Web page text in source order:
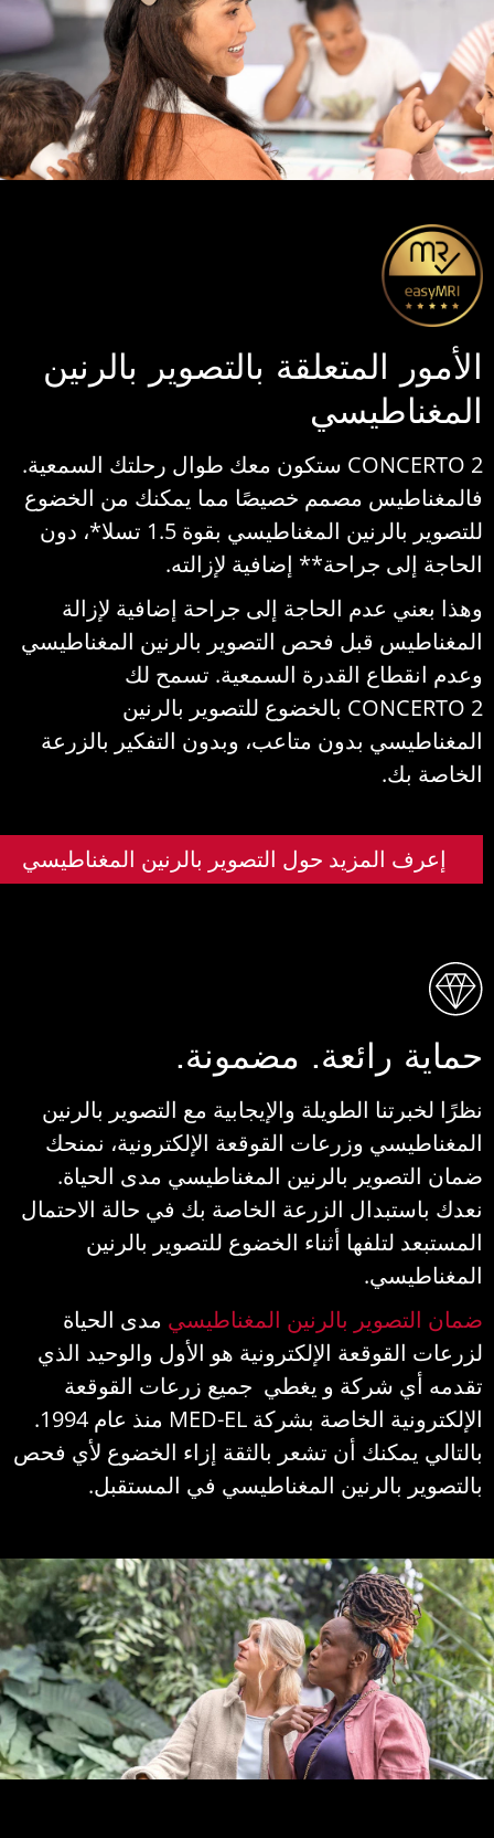
المتعلقة بالتصوير بالرنين
CONCERTO 2 ستكون معك طوال رحلتك السمعية.
مصمم خصيصًا مما يمكنك من الخضوع
للتصوير بالرنين المغناطيسي بقوة 1.5 تسلا*، دون
إلى جراحة** إضافية لإزالته.
بعني عدم الحاجة إلى جراحة إضافية لإزالة
قبل فحص التصوير بالرنين المغناطيسي
انقطاع القدرة السمعية. تسمح لك
CONCERTO 2 بالخضوع للتصوير بالرنين
بدون متاعب، وبدون التفكير بالزرعة
بك.
إعرف المزيد حول التصوير بالرنين المغناطيسي
رائعة. مضمونة.
لخبرتنا الطويلة والإيجابية مع التصوير بالرنين
وزرعات القوقعة الإلكترونية، نمنحك
التصوير بالرنين المغناطيسي مدى الحياة.
باستبدال الزرعة الخاصة بك في حالة الاحتمال
لتلفها أثناء الخضوع للتصوير بالرنين
التصوير بالرنين المغناطيسيمدى الحياة
القوقعة الإلكترونية هو الأول والوحيد الذي
أي شركة و يغطي جميع زرعات القوقعة
الإلكترونية الخاصة بشركة MED-EL منذ عام 1994.
يمكنك أن تشعر بالثقة إزاء الخضوع لأي فحص
بالرنين المغناطيسي في المستقبل.